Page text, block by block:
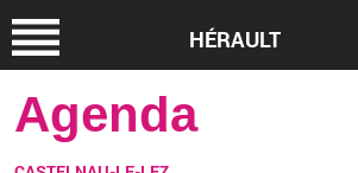
HÉRAULT
Agenda